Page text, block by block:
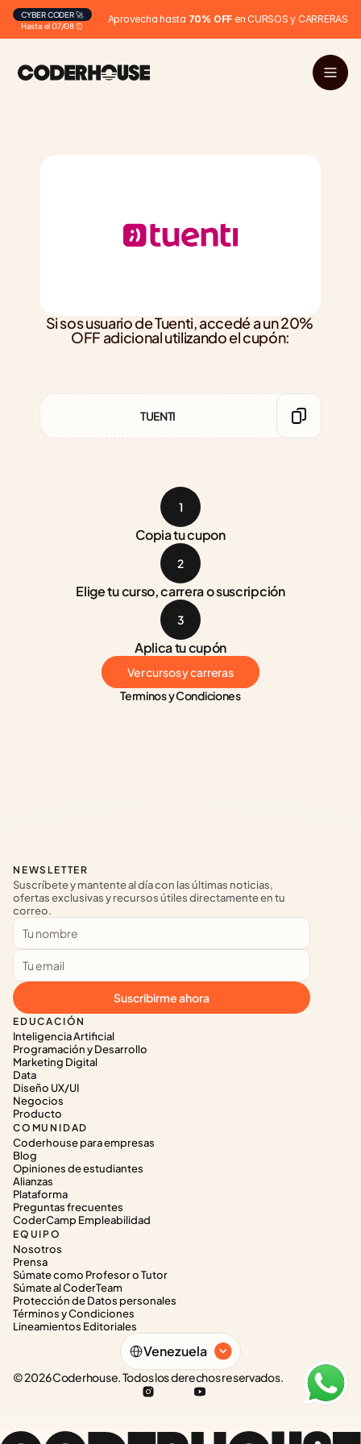
Hasta el 07/08 ⏰
CYBER CODER 🚀 Aprovecha hasta 70% OFF en CURSOS y CARRERAS
Si sos usuario de Tuenti, accedé a un 20%
OFF adicional utilizando el cupón:
TUENTI
1
Copia tu cupon
2
Elige tu curso, carrera o suscripción
3
Aplica tu cupón
Ver cursos y carreras
Terminos y Condiciones
EDUCACIÓN
Inteligencia Artificial
Programación y Desarrollo
Marketing Digital
Data
Diseño UX/UI
Negocios
Producto
COMUNIDAD
Coderhouse para empresas
Blog
Opiniones de estudiantes
Alianzas
Plataforma
Preguntas frecuentes
CoderCamp Empleabilidad
EQUIPO
Nosotros
Prensa
Súmate como Profesor o Tutor
Súmate al CoderTeam
Protección de Datos personales
Términos y Condiciones
Lineamientos Editoriales
NEWSLETTER
Suscríbete y mantente al día con las últimas noticias,
ofertas exclusivas y recursos útiles directamente en tu
correo.
Suscribirme ahora
Select Language
Venezuela
© 2026 Coderhouse. Todos los derechos reservados.